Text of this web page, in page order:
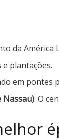
da América
plantações.
em pontes
Nassau): O